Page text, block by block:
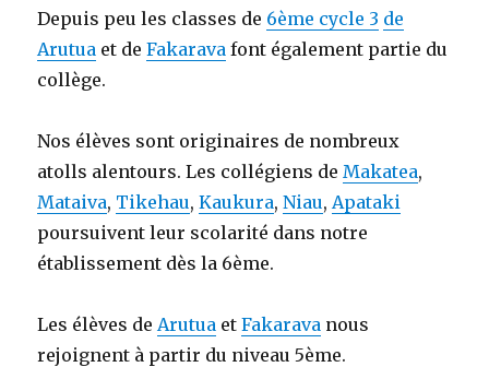
Depuis peu les classes de 6ème cycle 3 de
Arutua et deFakarava font également partie du
collège.
Nos élèves sont originaires de nombreux
atolls alentours. Les collégiens de Makatea,
Mataiva, Tikehau,Kaukura,Niau, Apataki
poursuivent leur scolarité dans notre
établissement dès la 6ème.
Les élèves de Arutua etFakarava nous
rejoignent à partir du niveau 5ème.